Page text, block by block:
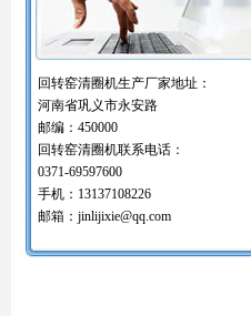
石油支撑剂陶粒砂回转窑清圈机
海棉铁回转窑清圈机
氧化铝熟料回转窑清圈机
莫来石回转窑清圈机
特种水泥回转窑打圈机
褐铁矿回转窑清窑机
赤铁矿回转窑清圈机
氧化镁回转窑清圈机
氧化锌回转窑清圈机
红土镍矿回转窑打圈机
铝矾土回转窑清圈机
回转窑清圈机生产厂家地址：
河南省巩义市永安路
邮编：450000
回转窑清圈机联系电话：
0371-69597600
手机：13137108226
邮箱：jinlijixie@qq.com